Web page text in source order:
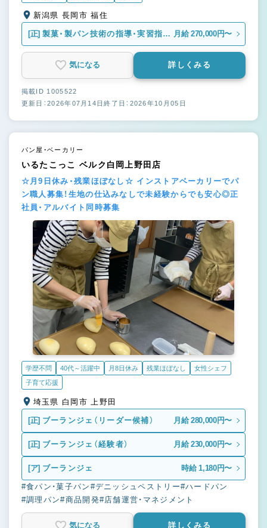
新潟県 長岡市 福住
[正] 製菓・製パン技術の指導・実習指導
者
月給 270,000円〜
気になる 詳しくみる
掲載ID 1005522
更新日：2026年07月14日終了日：2026年10月05日
パン屋・ベーカリー
いるたこっこ ベルク白岡上野田店
☆月9日休み・残業ほぼなし☆ インストアベーカリーでパ
ン職人募集！生地の仕込みなしで未経験からでも安心◎正
社員・アルバイト同時募集
学歴不問 40代～活躍中 月8日休み 残業ほぼなし
女性シェフ
子育て応援
埼玉県 白岡市 上野田
[正] ブーランジェ（リーダー候補） 月給 280,000円〜
[正] ブーランジェ（経験者） 月給 230,000円〜
[ア] ブーランジェ 時給 1,180円〜
#食パン・菓子パン #デニッシュペストリー#ハードパン
#調理パン#商品開発#店舗運営・マネジメント
気になる 詳しくみる